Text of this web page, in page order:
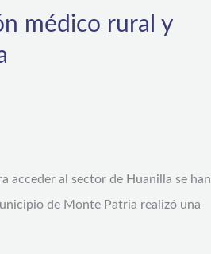
médico rural y
acceder al sector de Huanilla se han
de Monte Patria realizó una